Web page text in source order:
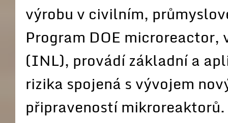
výrobu v civilním,
Program DOE
(INL), provádí základní a
rizika spojená s vývojem
připraveností mikroreaktorů.